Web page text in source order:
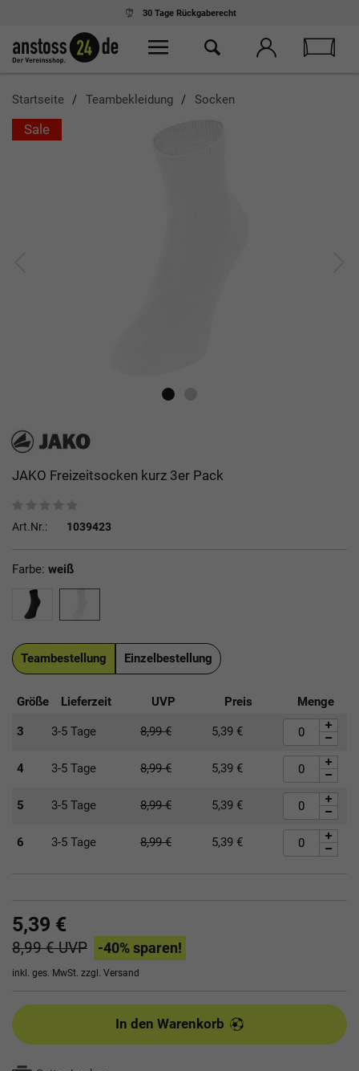
30 Tage Rückgaberecht
Startseite Teambekleidung Socken
Sale
JAKO Freizeitsocken kurz 3er Pack
Art.Nr.: 1039423
Farbe: weiß
Teambestellung Einzelbestellung
Größe Lieferzeit UVP Preis Menge
3 3-5 Tage 8,99€ 5,39 €
4 3-5 Tage 8,99€ 5,39 €
5 3-5 Tage 8,99€ 5,39 €
6 3-5 Tage 8,99€ 5,39 €
5,39 €
8,99 €UVP -40% sparen!
inkl. ges. MwSt. zzgl. Versand
In den Warenkorb